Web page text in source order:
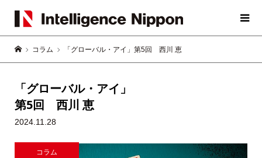
コラム 「グローバル・アイ」第5回 西川 恵
「グローバル・アイ」
第5回 西川 恵
2024.11.28
コラム